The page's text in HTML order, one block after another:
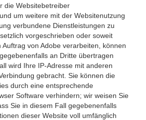
die Websitebetreiber
um weitere mit der Websitenutzung
verbundene Dienstleistungen zu
vorgeschrieben oder soweit
Auftrag von Adobe verarbeiten, können
an Dritte übertragen
wird Ihre IP-Adresse mit anderen
gebracht. Sie können die
durch eine entsprechende
Software verhindern; wir weisen Sie
Sie in diesem Fall gegebenenfalls
dieser Website voll umfänglich